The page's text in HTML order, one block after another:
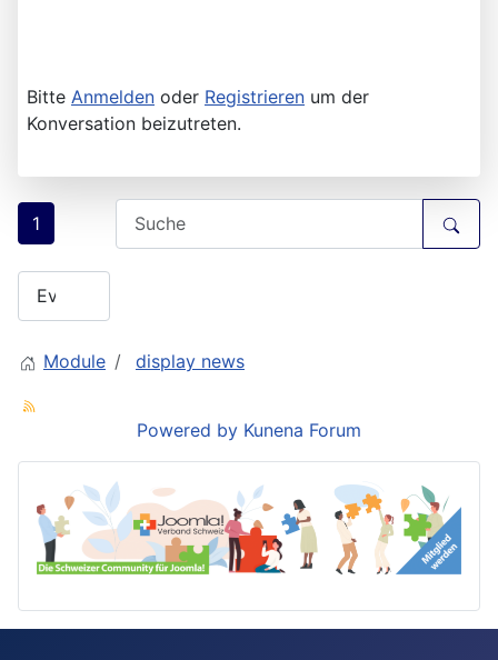
Bitte Anmelden oder Registrieren um der
Konversation beizutreten.
1
Module display news
Powered by Kunena Forum